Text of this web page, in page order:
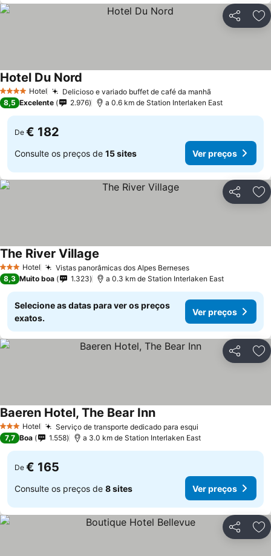
Partilhar
4 EstrelasHotel Delicioso e variado buffet de café da manhã
Hotel Du Nord
8,5 Excelente 2.976 a 0.6 km de Station Interlaken East
De € 182
Consulte os preços de 15 sites Ver preços
Partilhar
3 EstrelasHotel Vistas panorâmicas dos Alpes Berneses
The River Village
8,3 Muito boa 1.323 a 0.3 km de Station Interlaken East
Selecione as datas para ver os preços
exatos.
Ver preços
Partilhar
3 EstrelasHotel Serviço de transporte dedicado para esqui
Baeren Hotel, The Bear Inn
7,7 Boa 1.558 a 3.0 km de Station Interlaken East
De € 165
Consulte os preços de 8 sites Ver preços
Partilhar